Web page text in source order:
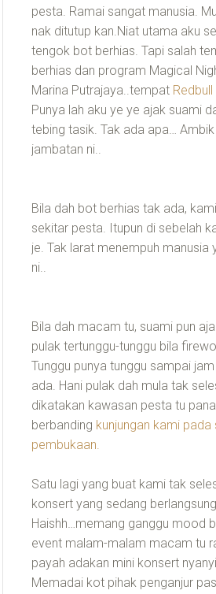
pesta. Ramai sangat manusia.
nak ditutup kan.Niat utama aku
tengok bot berhias. Tapi salah
berhias dan program Magical
Marina Putrajaya..tempat
Punya lah aku ye ye ajak suami
tebing tasik. Tak ada apa…
jambatan ni..
Bila dah bot berhias tak ada,
sekitar pesta. Itupun di sebelah
je. Tak larat menempuh manusia
ni..
Bila dah macam tu, suami pun
pulak tertunggu-tunggu bila
Tunggu punya tunggu sampai
ada. Hani pulak dah mula tak
dikatakan kawasan pesta tu
berbanding kunjungan kami
pembukaan.
Satu lagi yang buat kami tak
konsert yang sedang
Haishh…memang ganggu mood
event malam-malam macam tu
payah adakan mini konsert
Memadai kot pihak penganjur